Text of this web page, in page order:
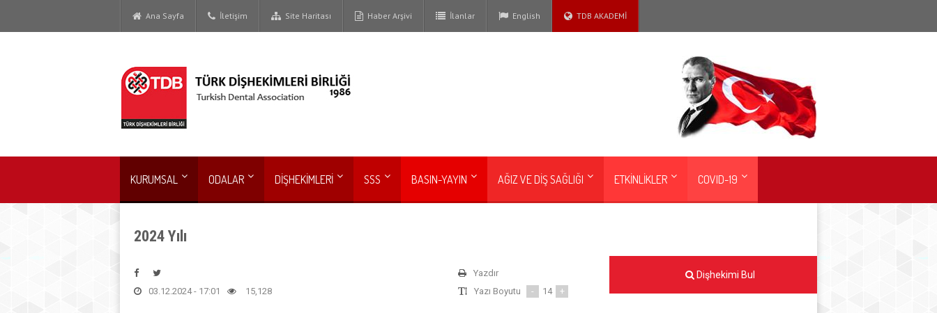
Ana Sayfa İletişim Site Haritası Haber Arşivi İlanlar English TDB AKADEMİ
KURUMSAL ODALAR DİŞHEKİMLERİ SSS BASIN-YAYIN AĞIZ VE DİŞ SAĞLIĞI ETKİNLİKLER COVID-19
2024 Yılı
Yazdır
Yazı Boyutu
- 14 +
03.12.2024 - 17:01 15,128
Dişhekimi Bul